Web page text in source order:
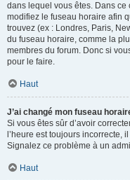
dans lequel vous êtes. Dans ce
modifiez le fuseau horaire afin
trouvez (ex : Londres, Paris,
du fuseau horaire, comme la
membres du forum. Donc si
pour le faire.
Haut
J’ai changé mon fuseau
Si vous êtes sûr d’avoir
l’heure est toujours incorrecte,
Signalez ce problème à un
Haut